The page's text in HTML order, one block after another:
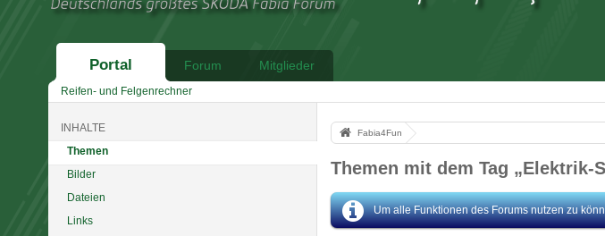
Portal Forum Mitglieder
Reifen- und Felgenrechner
INHALTE
Themen
Bilder
Dateien
Links
Fabia4Fun
Themen mit dem Tag „Elektrik-
Um alle Funktionen des Forums nutzen zu